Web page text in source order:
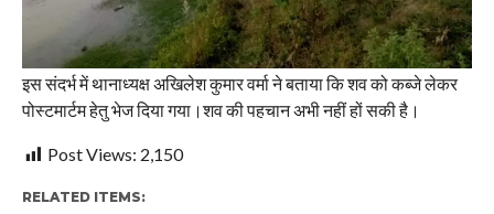
इस संदर्भ में थानाध्यक्ष अखिलेश कुमार वर्मा ने बताया कि शव को कब्जे लेकर
पोस्टमार्टम हेतु भेज दिया गया।शव की पहचान अभी नहीं हों सकी है।
Post Views: 2,150
RELATED ITEMS: